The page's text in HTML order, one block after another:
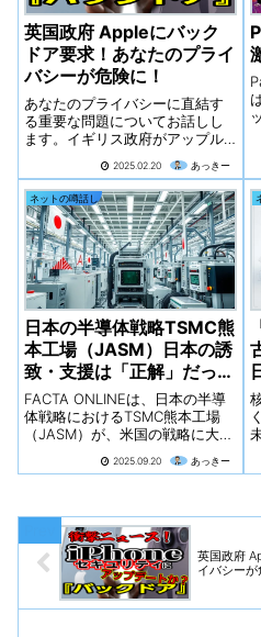
英国政府 Appleにバック
ドア要求！あなたのプライ
バシーが危険に！
あなたのプライバシーに直結す
る重要な問題についてお話しし
ます。イギリス政府がアップル
効化する「バックドア」を作る
よう要求したというニュースが
波紋を呼んでいます。
2025.02.20 あっきー
ネットの噂話し
日本の半導体戦略TSMC熊
本工場（JASM）日本の誘
致・支援は「正解」だった
のか？
FACTA ONLINEは、日本の半導
体戦略におけるTSMC熊本工場
（JASM）が、米国の戦略に大き
なる様相を呈している可能性を
と「熊本工場の低稼働率」とい
う二つの論点を軸に、日本の誘
致・支援策の是非、そして政府
間の思惑や既得権益といった、
より深層的な視点も含めて考察
します。
2025.09.20 あっきー
英国政府
イバシーが